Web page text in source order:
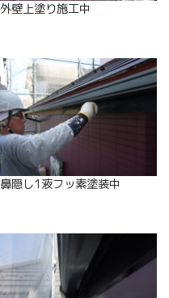
外壁上塗り施工中
鼻隠し1液フッ素塗装中